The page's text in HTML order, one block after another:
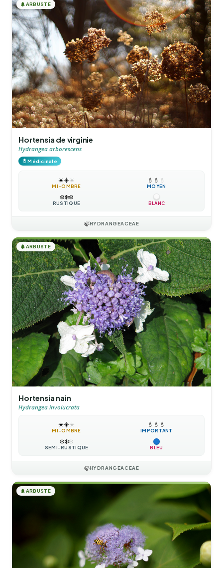
🌲ARBUSTE
Hortensia de virginie
Hydrangea arborescens
💊Médicinale
☀️☀️☀️
MI-OMBRE
💧 💧 💧
MOYEN
❄️❄️❄️
RUSTIQUE BLANC
🍃HYDRANGEACEAE
🌲ARBUSTE
Hortensia nain
Hydrangea involucrata
☀️☀️☀️
MI-OMBRE
💧 💧 💧
IMPORTANT
❄️❄️❄️
SEMI-RUSTIQUE BLEU
🍃HYDRANGEACEAE
🌲ARBUSTE